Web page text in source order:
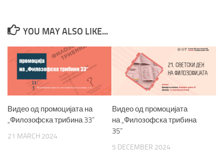
YOU MAY ALSO LIKE...
Видео од промоцијата на
„Филозофска трибина 33“
21 MARCH 2024
Видео од промоцијата
на „Филозофска трибина
35“
5 DECEMBER 2024